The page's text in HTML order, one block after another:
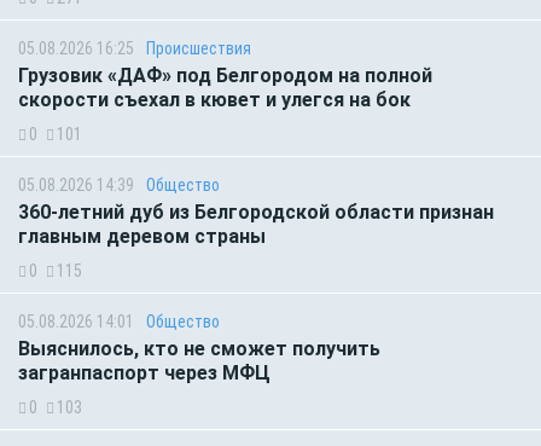
05.08.2026 16:25 Происшествия
Грузовик «ДАФ» под Белгородом на полной
скорости съехал в кювет и улегся на бок
0 101
05.08.2026 14:39 Общество
360-летний дуб из Белгородской области признан
главным деревом страны
0 115
05.08.2026 14:01 Общество
Выяснилось, кто не сможет получить
загранпаспорт через МФЦ
0 103